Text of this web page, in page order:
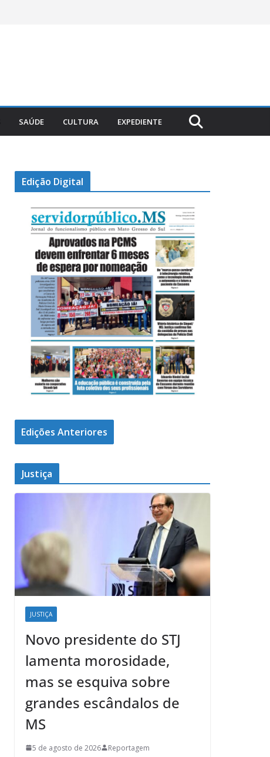
SAÚDE CULTURA EXPEDIENTE
Edição Digital
Edições Anteriores
Justiça
JUSTIÇA
Novo presidente do STJ
lamenta morosidade,
mas se esquiva sobre
grandes escândalos de
MS
5 de agosto de 2026 Reportagem